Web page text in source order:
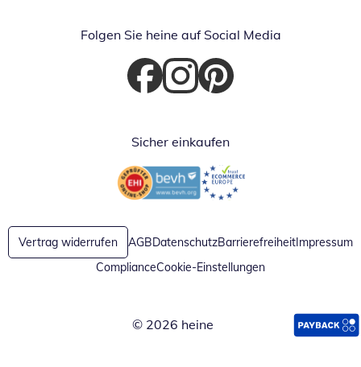
Folgen Sie heine auf Social Media
Öffnet in neuem Fenster
Öffnet in neuem Fenster
Öffnet in neuem Fenster
Sicher einkaufen
Öffnet in neuem FensterÖffnet in neuem Fenster
Vertrag widerrufen AGBDatenschutzBarrierefreiheitImpressum
ComplianceCookie-Einstellungen
© 2026 heine